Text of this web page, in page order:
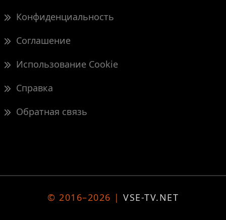
Конфиденциальность
Соглашение
Использование Cookie
Справка
Обратная связь
© 2016–2026 | VSE-TV.NET